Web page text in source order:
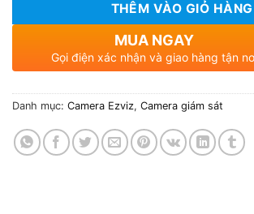
THÊM VÀO GIỎ HÀNG
MUA NGAY
Gọi điện xác nhận và giao hàng tận
Danh mục: Camera Ezviz, Camera giám sát